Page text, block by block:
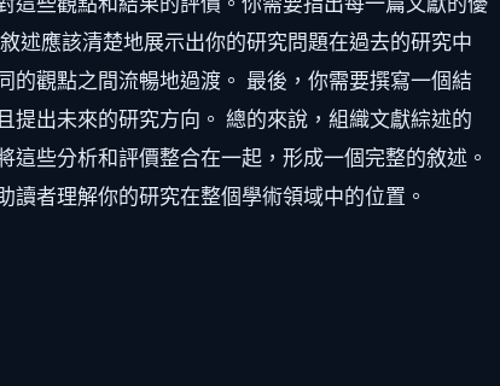
述應該清楚地展示出你的研究問題在過去的研究中
的觀點之間流暢地過渡。 最後，你需要撰寫一個結
出未來的研究方向。 總的來說，組織文獻綜述的
些分析和評價整合在一起，形成一個完整的敘述。
者理解你的研究在整個學術領域中的位置。